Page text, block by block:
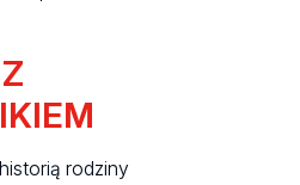
rodziny